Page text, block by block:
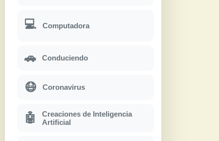
💻 Computadora
🚗 Conduciendo
😷 Coronavirus
🤖
Creaciones de Inteligencia
Artificial